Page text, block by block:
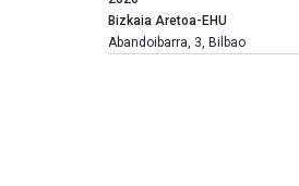
más,
Bilbao
Bizkaia Aretoa-EHU
Abandoibarra, 3, Bilbao